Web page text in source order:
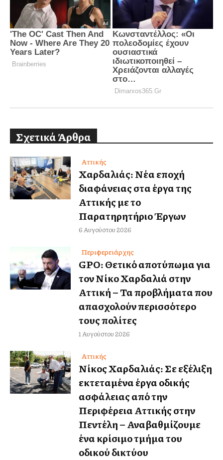
Σχετικά Άρθρα
Αττικής
Χαρδαλιάς: Νέα εποχή
διαφάνειας στα έργα της
Αττικής με το
Παρατηρητήριο Έργων
6 Αυγούστου 2026
Περιφερειάρχης
GPO: Θετικό αποτύπωμα για
τον Νίκο Χαρδαλιά στην
Αττική – Τα προβλήματα που
απασχολούν περισσότερο
τους πολίτες
1 Αυγούστου 2026
Αττικής
Νίκος Χαρδαλιάς: Σε εξέλιξη
εκτεταμένα έργα οδικής
ασφάλειας από την
Περιφέρεια Αττικής στην
Πεντέλη – Αναβαθμίζουμε
ένα κρίσιμο τμήμα του
οδικού δικτύου